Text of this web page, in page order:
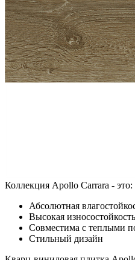
Коллекция Apollo Carrara - это:
Абсолютная
Высокая износостойкость
Совместима с теплыми
Стильный дизайн